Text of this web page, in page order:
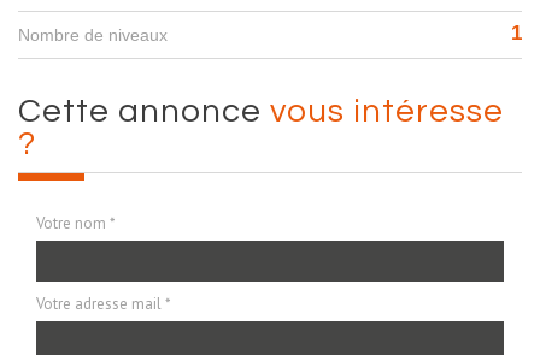
Nombre de niveaux 1
cette annonce vous intéresse
?
Votre nom *
Votre adresse mail *